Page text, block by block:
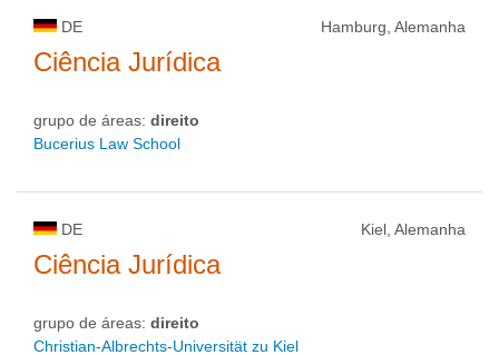
DE Hamburg, Alemanha
Ciência Jurídica
grupo de áreas: direito
Bucerius Law School
DE Kiel, Alemanha
Ciência Jurídica
grupo de áreas: direito
Christian-Albrechts-Universität zu Kiel